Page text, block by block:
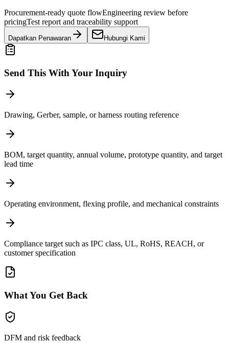
Procurement-ready quote flowEngineering review before
pricingTest report and traceability support
Dapatkan Penawaran Hubungi Kami
Send This With Your Inquiry
Drawing, Gerber, sample, or harness routing reference
BOM, target quantity, annual volume, prototype quantity, and target
lead time
Operating environment, flexing profile, and mechanical constraints
Compliance target such as IPC class, UL, RoHS, REACH, or
customer specification
What You Get Back
DFM and risk feedback